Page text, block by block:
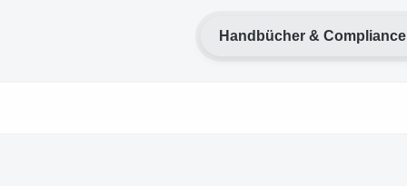
Handbücher & Compliance